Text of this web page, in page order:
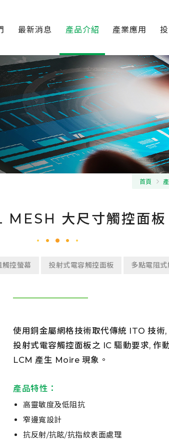
最新消息 產品介紹 產業應用
首頁
MESH 大尺寸觸控面板
觸控螢幕 投射式電容觸控面板 多點電阻
使用銅金屬網格技術取代傳統 ITO 技術
投射式電容觸控面板之 IC 驅動要求, 作
LCM 產生 Moire 現象。
產品特性：
高靈敏度及低阻抗
窄邊寬設計
抗反射/抗眩/抗指紋表面處理